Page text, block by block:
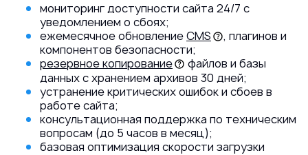
мониторинг доступности сайта 24/7 с
уведомлением о сбоях;
ежемесячное обновлениеCMS
, плагинов и
компонентов безопасности;
резервное копирование
файлов и базы
данных с хранением архивов 30 дней;
устранение критических ошибок и сбоев в
работе сайта;
консультационная поддержка по техническим
вопросам (до 5 часов в месяц);
базовая оптимизация скорости загрузки